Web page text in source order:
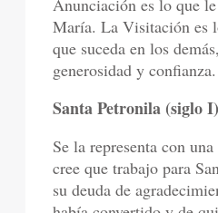
Anunciación es lo que
María. La Visitación es
que suceda en los
generosidad y confianza.
Santa Petronila (siglo I)
Se la representa con
cree que trabajo para
su deuda de